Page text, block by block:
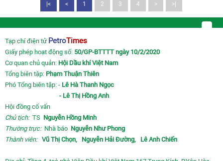
|< < 1 2 3 4 > >|
Tạp chí điện tử PetroTimes
Giấy phép hoạt động số: 50/GP-BTTTT ngày 10/2/2020
Cơ quan chủ quản: Hội Dầu khí Việt Nam
Tổng biên tập: Phạm Thuận Thiên
Phó Tổng biên tập: - Lê Hà Thanh Ngọc
- Lê Thị Hồng Anh
Hội đồng cố vấn
Chủ tịch:TS Nguyễn Hồng Minh
Thường trực: Nhà báo Nguyễn Như Phong
Thành viên: Vũ Thị Chọn, Nguyễn Hải Đường, Lê Anh Chiến